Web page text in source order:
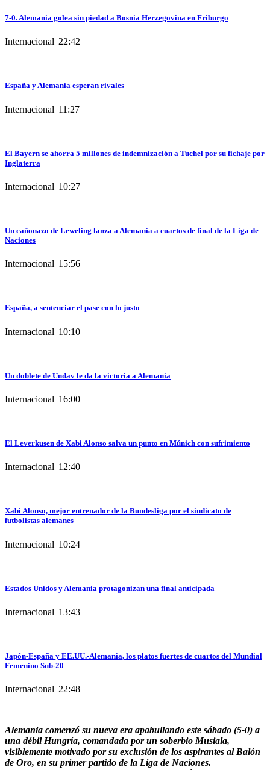
7-0. Alemania golea sin piedad a Bosnia Herzegovina en Friburgo
Internacional| 22:42
España y Alemania esperan rivales
Internacional| 11:27
El Bayern se ahorra 5 millones de indemnización a Tuchel por su fichaje por
Inglaterra
Internacional| 10:27
Un cañonazo de Leweling lanza a Alemania a cuartos de final de la Liga de
Naciones
Internacional| 15:56
España, a sentenciar el pase con lo justo
Internacional| 10:10
Un doblete de Undav le da la victoria a Alemania
Internacional| 16:00
El Leverkusen de Xabi Alonso salva un punto en Múnich con sufrimiento
Internacional| 12:40
Xabi Alonso, mejor entrenador de la Bundesliga por el sindicato de
futbolistas alemanes
Internacional| 10:24
Estados Unidos y Alemania protagonizan una final anticipada
Internacional| 13:43
Japón-España y EE.UU.-Alemania, los platos fuertes de cuartos del Mundial
Femenino Sub-20
Internacional| 22:48
Alemania comenzó su nueva era apabullando este sábado (5-0) a
una débil Hungría, comandada por un soberbio Musiala,
visiblemente motivado por su exclusión de los aspirantes al Balón
de Oro, en su primer partido de la Liga de Naciones.